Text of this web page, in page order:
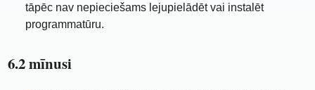
tāpēc nav nepieciešams lejupielādēt vai instalēt
programmatūru.
6.2 mīnusi